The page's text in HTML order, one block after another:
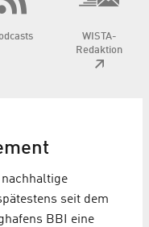
WISTA-
Redaktion
seit dem
BBI eine